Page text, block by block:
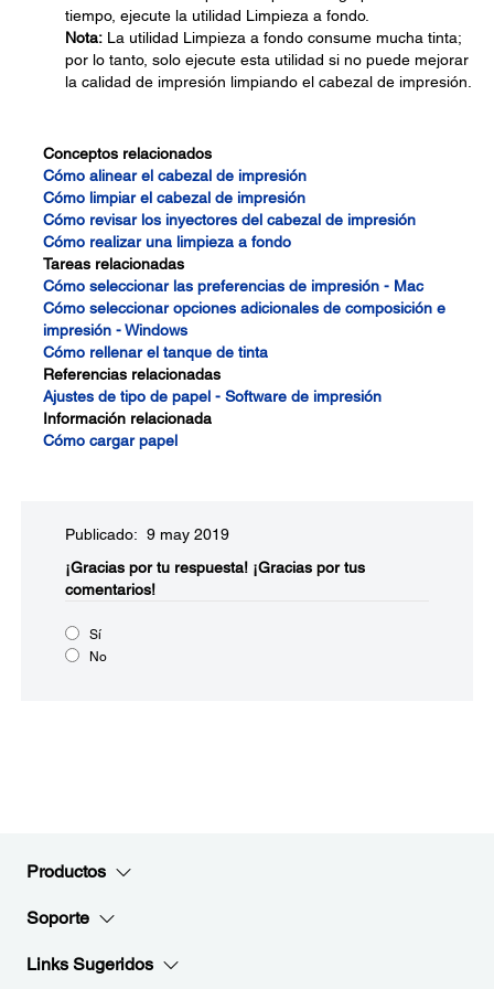
tiempo, ejecute la utilidad Limpieza a fondo.
Nota: La utilidad Limpieza a fondo consume mucha tinta;
por lo tanto, solo ejecute esta utilidad si no puede mejorar
la calidad de impresión limpiando el cabezal de impresión.
Conceptos relacionados
Cómo alinear el cabezal de impresión
Cómo limpiar el cabezal de impresión
Cómo revisar los inyectores del cabezal de impresión
Cómo realizar una limpieza a fondo
Tareas relacionadas
Cómo seleccionar las preferencias de impresión - Mac
Cómo seleccionar opciones adicionales de composición e
impresión - Windows
Cómo rellenar el tanque de tinta
Referencias relacionadas
Ajustes de tipo de papel - Software de impresión
Información relacionada
Cómo cargar papel
Publicado: 9 may 2019
¡Gracias por tu respuesta! ¡Gracias por tus
comentarios!
Sí
No
Productos
Soporte
Links Sugeridos